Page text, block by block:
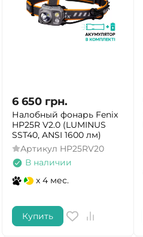
6 650 грн.
Налобный фонарь Fenix
HP25R V2.0 (LUMINUS
SST40, ANSI 1600 лм)
Артикул HP25RV20
В наличии
x 4 мес.
Купить